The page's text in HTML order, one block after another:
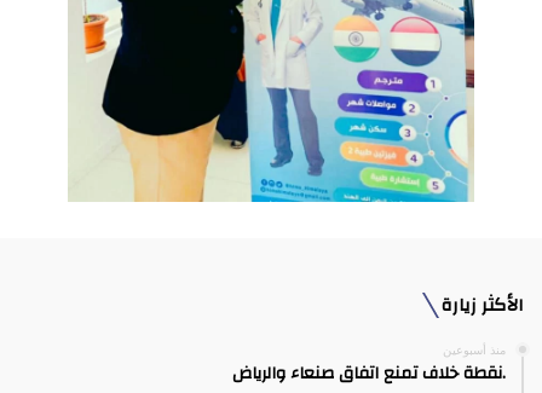
الأكثر زيارة
منذ أسبوعين
.نقطة خلاف تمنع اتفاق صنعاء والرياض